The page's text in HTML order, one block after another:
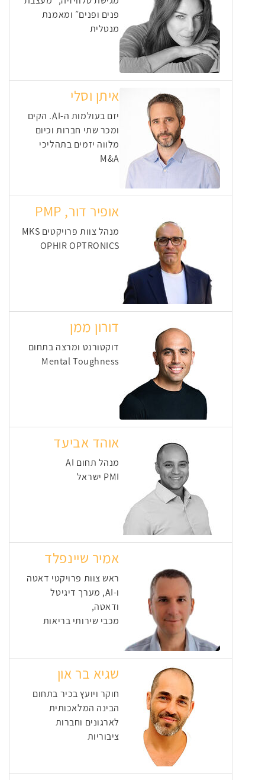
פנים ופנים״ ומאמנת
מנטלית
איתן וסלי
יזם בעולמות ה-AI. הקים
ומכר שתי חברות וכיום
מלווה יזמים בתהליכי
M&A
אופיר דור, PMP
מנהל צוות פרויקטים MKS
OPHIR OPTRONICS
דורון ממן
דוקטורנט ומרצה בתחום
Mental Toughness
אוהד אביעד
מנהל תחום AI
PMI ישראל
אמיר שיינפלד
ראש צוות פרויקטי דאטה
ו-AI, מערך דיגיטל
ודאטה,
מכבי שירותי בריאות
שגיא בר און
חוקר ויועץ בכיר בתחום
הבינה המלאכותית
לארגונים וחברות
ציבוריות